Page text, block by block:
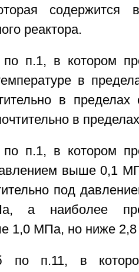
содержится
реактора.
п.1, в котором
в
в
в
п.1, в котором
выше 0,1
под
а наиболее
1,0 МПа, но ниже
по п.11, в